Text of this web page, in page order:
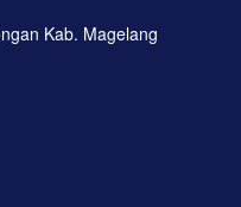
Kab. Magelang